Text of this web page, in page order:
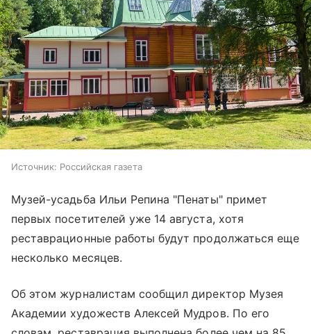
Источник: Российская газета
Музей-усадьба Ильи Репина "Пенаты" примет
первых посетителей уже 14 августа, хотя
реставрационные работы будут продолжаться еще
несколько месяцев.
Об этом журналистам сообщил директор Музея
Академии художеств Алексей Мудров. По его